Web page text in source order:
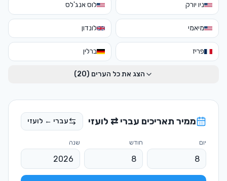
ניו יורק לוס אנג'לס
מיאמי לונדון
פריז ברלין
הצג את כל הערים (20
)
ממיר תאריכים עברי ⇄ לועזי עברי ← לועזי
יום חודש שנה